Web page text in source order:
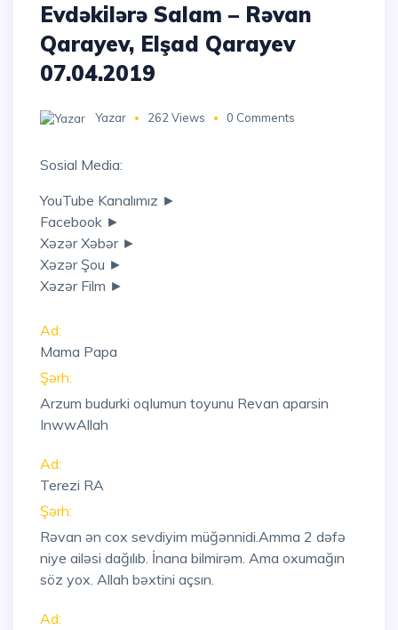
Evdəkilərə Salam – Rəvan
Qarayev, Elşad Qarayev
07.04.2019
Yazar 262 Views 0 Comments
Sosial Media:
YouTube Kanalımız ►
Facebook ►
Xəzər Xəbər ►
Xəzər Şou ►
Xəzər Film ►
Ad:
Mama Papa
Şərh:
Arzum budurki oqlumun toyunu Revan aparsin
InwwAllah
Ad:
Terezi RA
Şərh:
Rəvan ən cox sevdiyim müğənnidi.Amma 2 dəfə
niye ailəsi dağılıb. İnana bilmirəm. Ama oxumağın
söz yox. Allah bəxtini açsın.
Ad: